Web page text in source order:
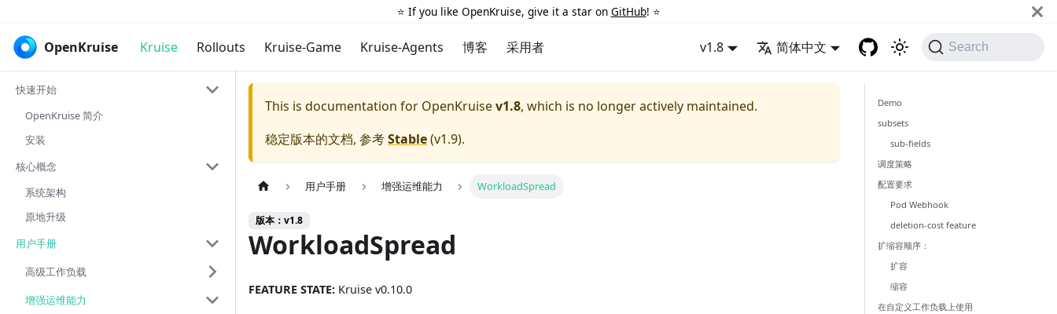
⭐️ If you like OpenKruise, give it a star on GitHub! ⭐️
OpenKruise Kruise Rollouts Kruise-Game Kruise-Agents 博客 采用者 v1.8 简体中文 Search
快速开始
OpenKruise 简介
安装
核心概念
系统架构
原地升级
用户手册
高级工作负载
增强运维能力
This is documentation for OpenKruisev1.8, which is no longer actively maintained.
稳定版本的文档, 参考Stable(v1.9).
用户手册 增强运维能力 WorkloadSpread
版本：v1.8
WorkloadSpread
FEATURE STATE: Kruise v0.10.0
Demo
subsets
sub-fields
调度策略
配置要求
Pod Webhook
deletion-cost feature
扩缩容顺序：
扩容
缩容
在自定义工作负载上使用